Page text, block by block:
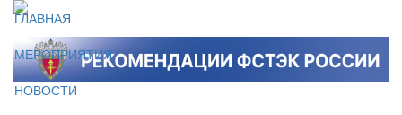
ГЛАВНАЯ
МЕРОПРИЯТИЯ
НОВОСТИ